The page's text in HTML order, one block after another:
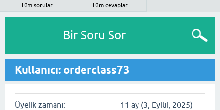
Tüm sorular
Tüm cevaplar
Bir Soru Sor
Kullanıcı: orderclass73
Üyelik zamanı: 11 ay (3, Eylül, 2025)